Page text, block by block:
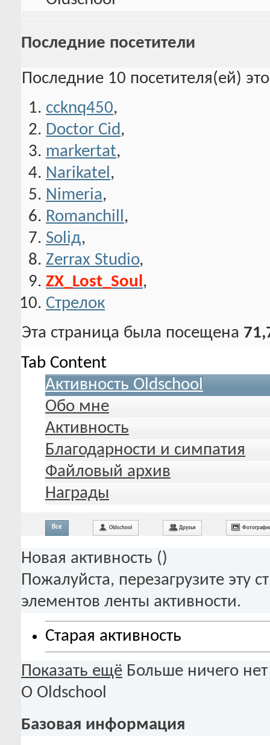
Последние посетители
Последние 10 посетителя(ей)
ccknq450,
Doctor Cid,
markertat,
Narikatel ,
Nimeria,
Romanchill ,
Soliд,
Zerrax Studio,
ZX_Lost_Soul ,
Стрелок
Эта страница была посещена
Tab Content
Активность Oldschool
Обо мне
Активность
Благодарности и симпатия
Файловый архив
Награды
Все Oldschool Друзья
Новая активность ()
Пожалуйста, перезагрузите эту
элементов ленты активности.
Старая активность
Показать ещё Больше ничего нет
О Oldschool
Базовая информация